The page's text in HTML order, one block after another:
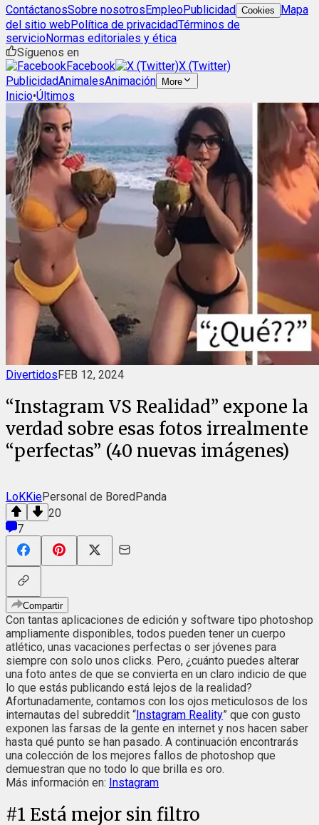
ContáctanosSobre nosotrosEmpleoPublicidad Cookies
Mapa
del sitio webPolítica de privacidadTérminos de
servicioNormas editoriales y ética
Síguenos en
Facebook
X (Twitter)
PublicidadAnimalesAnimación More
Inicio•Últimos
DivertidosFEB 12, 2024
“Instagram VS Realidad” expone la
verdad sobre esas fotos irrealmente
“perfectas” (40 nuevas imágenes)
LoKKiePersonal de BoredPanda
20
7
Compartir
Con tantas aplicaciones de edición y software tipo photoshop
ampliamente disponibles, todos pueden tener un cuerpo
atlético, unas vacaciones perfectas o ser jóvenes para
siempre con solo unos clicks. Pero, ¿cuánto puedes alterar
una foto antes de que se convierta en un claro indicio de que
lo que estás publicando está lejos de la realidad?
Afortunadamente, contamos con los ojos meticulosos de los
internautas del subreddit “Instagram Reality” que con gusto
exponen las farsas de la gente en internet y nos hacen saber
hasta qué punto se han pasado. A continuación encontrarás
una colección de los mejores fallos de photoshop que
demuestran que no todo lo que brilla es oro.
Más información en: Instagram
#1 Está mejor sin filtro